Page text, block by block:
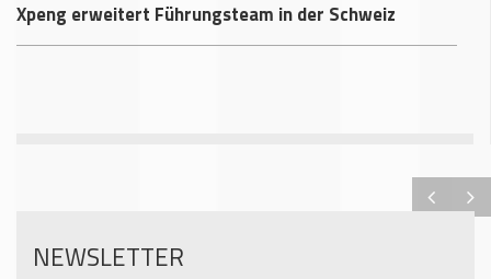
Xpeng erweitert Führungsteam in der Schweiz
NEWSLETTER